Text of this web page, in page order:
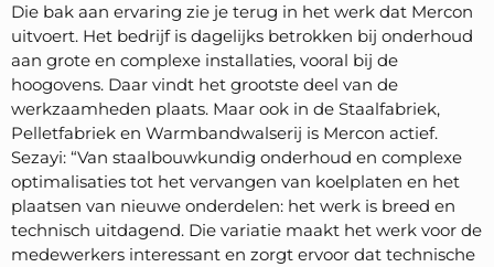
Die bak aan ervaring zie je terug in het werk dat Mercon
uitvoert. Het bedrijf is dagelijks betrokken bij onderhoud
aan grote en complexe installaties, vooral bij de
hoogovens. Daar vindt het grootste deel van de
werkzaamheden plaats. Maar ook in de Staalfabriek,
Pelletfabriek en Warmbandwalserij is Mercon actief.
Sezayi: “Van staalbouwkundig onderhoud en complexe
optimalisaties tot het vervangen van koelplaten en het
plaatsen van nieuwe onderdelen: het werk is breed en
technisch uitdagend. Die variatie maakt het werk voor de
medewerkers interessant en zorgt ervoor dat technische